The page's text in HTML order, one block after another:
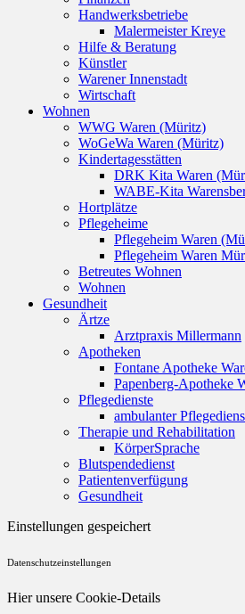
Handwerksbetriebe
Malermeister Kreye
Hilfe & Beratung
Künstler
Warener Innenstadt
Wirtschaft
Wohnen
WWG Waren (Müritz)
WoGeWa Waren (Müritz)
Kindertagesstätten
DRK Kita Waren
WABE-Kita
Hortplätze
Pflegeheime
Pflegeheim Waren
Pflegeheim Waren
Betreutes Wohnen
Wohnen
Gesundheit
Ärtze
Arztpraxis Millermann
Apotheken
Fontane Apotheke
Papenberg-Apotheke
Pflegedienste
ambulanter
Therapie und Rehabilitation
KörperSprache
Blutspendedienst
Patientenverfügung
Gesundheit
Einstellungen gespeichert
Datenschutzeinstellungen
Hier unsere Cookie-Details